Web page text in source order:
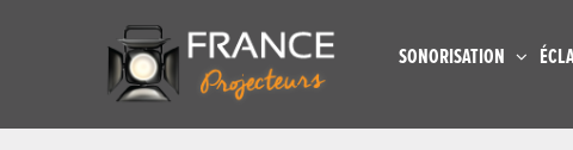
SONORISATION